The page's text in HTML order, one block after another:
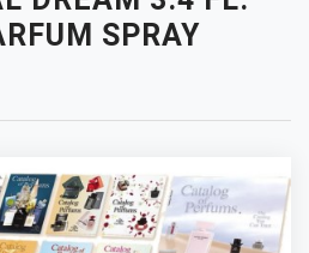
SPRAY